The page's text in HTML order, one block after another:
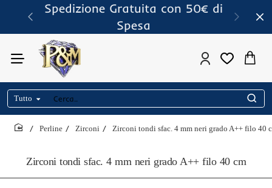
Spedizione Gratuita con 50€ di
Spesa
Tutto
Cerca..
Zirconi tondi sfac. 4 mm neri grado A++ filo 40 cm
Perline Zirconi Zirconi tondi sfac. 4 mm neri grado A++ filo 40